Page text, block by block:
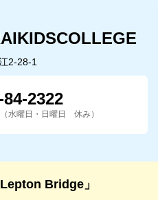
2-28-1
84-2322
水曜日・日曜日 休み）
Lepton Bridge」